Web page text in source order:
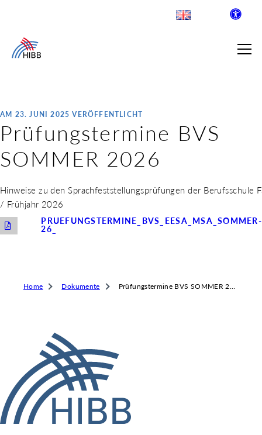
SUCHE
INSTITUT FÜR BERUFLICHE
SCHULEN
PUBLIKATIONEN/TERMINE
AM 23. JUNI 2025 VERÖFFENTLICHT
Prüfungstermine BVS
SOMMER 2026
Hinweise zu den Sprachfeststellungsprüfungen der Berufsschule
/ Frühjahr 2026
PRUEFUNGSTERMINE_BVS_EESA_MSA_SOMMER-
26_
Home Dokumente Prüfungstermine BVS SOMMER 2026